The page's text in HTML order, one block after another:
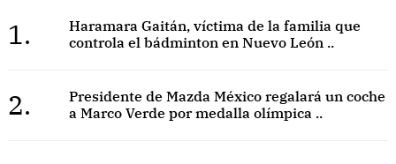
1.
Haramara Gaitán, víctima de la familia que
controla el bádminton en Nuevo León ..
2.
Presidente de Mazda México regalará un coche
a Marco Verde por medalla olímpica ..